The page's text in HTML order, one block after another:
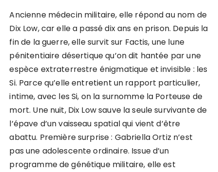
Ancienne médecin militaire, elle répond au nom de
Dix Low, car elle a passé dix ans en prison. Depuis la
fin de la guerre, elle survit sur Factis, une lune
pénitentiaire désertique qu’on dit hantée par une
espèce extraterrestre énigmatique et invisible : les
Si. Parce qu’elle entretient un rapport particulier,
intime, avec les Si, on la surnomme la Porteuse de
mort. Une nuit, Dix Low sauve la seule survivante de
l’épave d’un vaisseau spatial qui vient d’être
abattu. Première surprise : Gabriella Ortiz n’est
pas une adolescente ordinaire. Issue d’un
programme de génétique militaire, elle est